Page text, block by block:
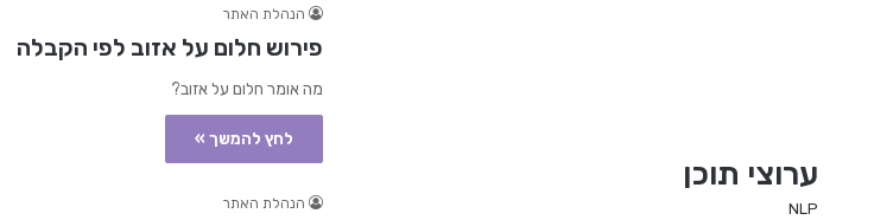
הנהלת האתר
פירוש חלום על אזוב לפי הקבלה
מה אומר חלום על אזוב?
לחץ להמשך »
הנהלת האתר
ערוצי תוכן
NLP